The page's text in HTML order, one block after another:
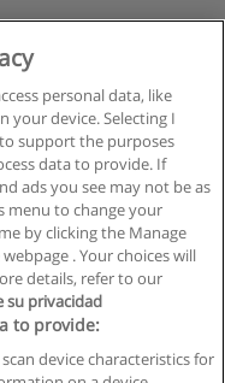
personal data, like
your device. Selecting I
support the purposes
data to provide. If
ads you see may not be as
menu to change your
by clicking the Manage
. Your choices will
details, refer to our
su privacidad
to provide:
device characteristics for